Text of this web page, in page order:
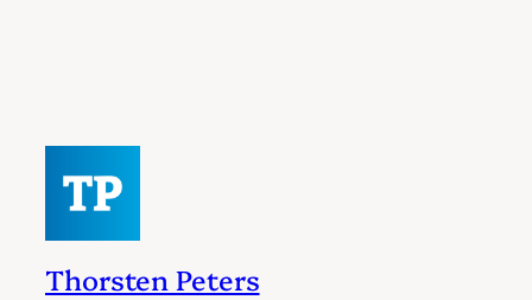
Thorsten Peters